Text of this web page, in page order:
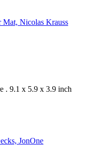
. 9.1 x 5.9 x 3.9 inch